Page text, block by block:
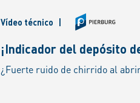
Vídeo técnico |
¡Indicador del depósito